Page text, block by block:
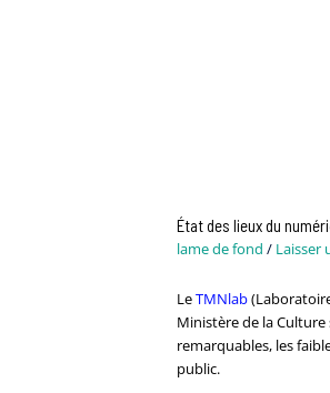
État des lieux du
lame de fond / Laisser
LeTMNlab
Ministère de la
remarquables, les
public.